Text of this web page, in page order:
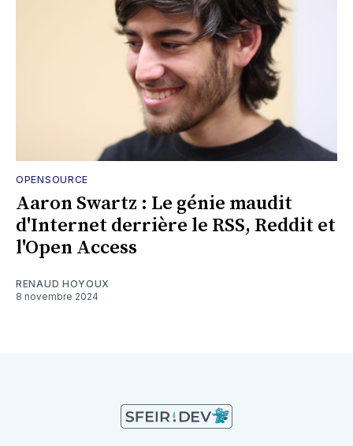
OPENSOURCE
Aaron Swartz : Le génie maudit
d'Internet derrière le RSS, Reddit et
l'Open Access
RENAUD HOYOUX
8 novembre 2024